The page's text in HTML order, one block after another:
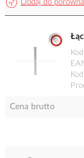
Dodaj do
Kod
Cena brutto